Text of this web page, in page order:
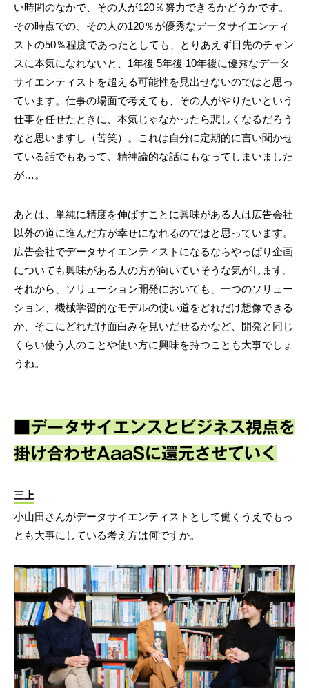
い時間のなかで、その人が120％努力できるかどうかです。
その時点での、その人の120％が優秀なデータサイエンティ
ストの50％程度であったとしても、とりあえず目先のチャン
スに本気になれないと、1年後 5年後 10年後に優秀なデータ
サイエンティストを超える可能性を見出せないのではと思っ
ています。仕事の場面で考えても、その人がやりたいという
仕事を任せたときに、本気じゃなかったら悲しくなるだろう
なと思いますし（苦笑）。これは自分に定期的に言い聞かせ
ている話でもあって、精神論的な話にもなってしまいました
が…。
あとは、単純に精度を伸ばすことに興味がある人は広告会社
以外の道に進んだ方が幸せになれるのではと思っています。
広告会社でデータサイエンティストになるならやっぱり企画
についても興味がある人の方が向いていそうな気がします。
それから、ソリューション開発においても、一つのソリュー
ション、機械学習的なモデルの使い道をどれだけ想像できる
か、そこにどれだけ面白みを見いだせるかなど、開発と同じ
くらい使う人のことや使い方に興味を持つことも大事でしょ
うね。
■データサイエンスとビジネス視点を
掛け合わせAaaSに還元させていく
三上
小山田さんがデータサイエンティストとして働くうえでもっ
とも大事にしている考え方は何ですか。